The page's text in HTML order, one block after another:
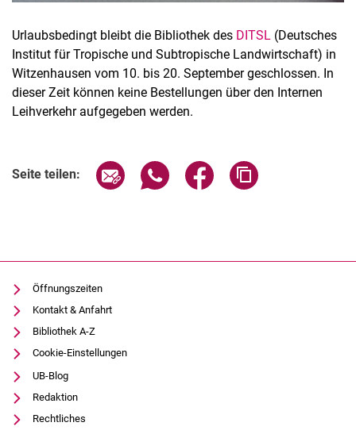
Urlaubsbedingt bleibt die Bibliothek des DITSL (Deutsches
Institut für Tropische und Subtropische Landwirtschaft) in
Witzenhausen vom 10. bis 20. September geschlossen. In
dieser Zeit können keine Bestellungen über den Internen
Leihverkehr aufgegeben werden.
Seite teilen: Seite über E-Mail teilen
Seite über WhatsApp teilen
Seite über Facebook
Öffnungszeiten
Kontakt & Anfahrt
Bibliothek A-Z
Cookie-Einstellungen
UB-Blog
Redaktion
Rechtliches